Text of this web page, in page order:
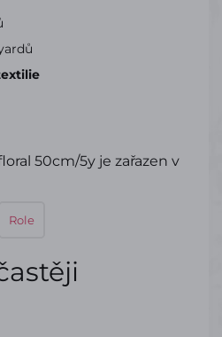
50cm/5y je zařazen v
Role